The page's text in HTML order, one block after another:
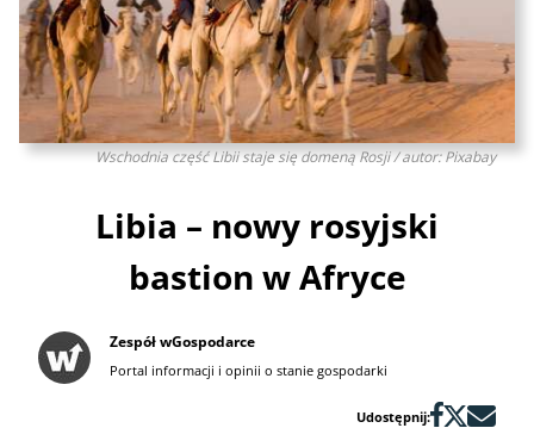
Wschodnia część Libii staje się domeną Rosji / autor: Pixabay
Libia – nowy rosyjski
bastion w Afryce
Zespół wGospodarce
Portal informacji i opinii o stanie gospodarki
Udostępnij: